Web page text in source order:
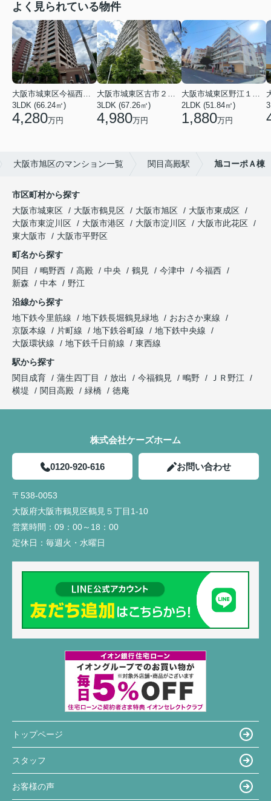
よく見られている物件
大阪市城東区今福西６丁目
3LDK (66.24㎡)
4,280万円
大阪市城東区古市２丁目
3LDK (67.26㎡)
4,980万円
大阪市城東区野江１丁目
2LDK (51.84㎡)
1,880万円
大阪市旭区のマンション一覧 関目高殿駅 旭コーポＡ棟
市区町村から探す
大阪市城東区
大阪市鶴見区 大阪市旭区
大阪市東成区
大阪市東淀川区
大阪市港区 大阪市淀川区
大阪市此花区
東大阪市
大阪市平野区
町名から探す
関目
鴫野西 高殿 中央 鶴見 今津中
今福西
新森
中本
野江
沿線から探す
地下鉄今里筋線
地下鉄長堀鶴見緑地
おおさか東線
京阪本線
片町線 地下鉄谷町線
地下鉄中央線
大阪環状線
地下鉄千日前線
東西線
駅から探す
関目成育
蒲生四丁目 放出 今福鶴見 鴫野
ＪＲ野江
横堤
関目高殿 緑橋 徳庵
株式会社ケーズホーム
0120-920-616 お問い合わせ
〒538-0053
大阪府大阪市鶴見区鶴見５丁目1-10
営業時間： 09：00～18：00
定休日： 毎週火・水曜日
トップページ
スタッフ
お客様の声